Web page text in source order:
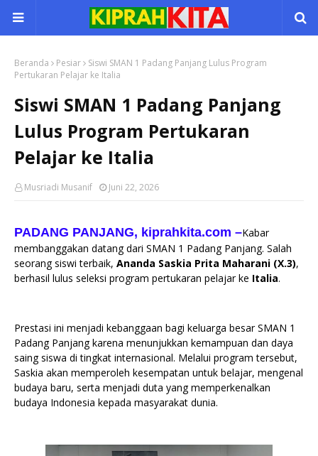
Beranda Pesiar
Siswi SMAN 1 Padang Panjang Lulus Program
Pertukaran Pelajar ke Italia
Siswi SMAN 1 Padang Panjang
Lulus Program Pertukaran
Pelajar ke Italia
Musriadi Musanif Juni 22, 2026
PADANG PANJANG, kiprahkita.com –Kabar
membanggakan datang dari SMAN 1 Padang Panjang. Salah
seorang siswi terbaik, Ananda Saskia Prita Maharani (X.3),
berhasil lulus seleksi program pertukaran pelajar ke Italia.
Prestasi ini menjadi kebanggaan bagi keluarga besar SMAN 1
Padang Panjang karena menunjukkan kemampuan dan daya
saing siswa di tingkat internasional. Melalui program tersebut,
Saskia akan memperoleh kesempatan untuk belajar, mengenal
budaya baru, serta menjadi duta yang memperkenalkan
budaya Indonesia kepada masyarakat dunia.